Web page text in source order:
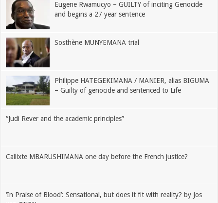
Eugene Rwamucyo – GUILTY of inciting Genocide
and begins a 27 year sentence
Sosthène MUNYEMANA trial
Philippe HATEGEKIMANA / MANIER, alias BIGUMA
– Guilty of genocide and sentenced to Life
“Judi Rever and the academic principles”
Callixte MBARUSHIMANA one day before the French justice?
‘In Praise of Blood’: Sensational, but does it fit with reality? by Jos